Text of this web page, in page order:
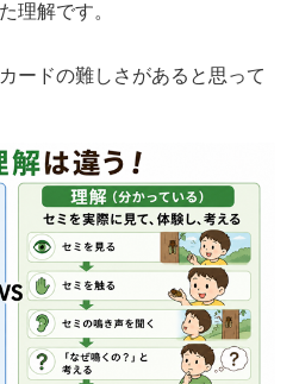
理解です。
ードの難しさがあると思って